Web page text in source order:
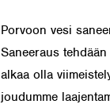
Porvoon vesi
Saneeraus
alkaa olla
joudumme